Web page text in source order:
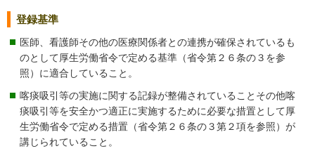
登録基準
医師、看護師その他の医療関係者との連携が確保されているも
のとして厚生労働省令で定める基準（省令第２６条の３を参
照）に適合していること。
喀痰吸引等の実施に関する記録が整備されていることその他喀
痰吸引等を安全かつ適正に実施するために必要な措置として厚
生労働省令で定める措置（省令第２６条の３第２項を参照）が
講じられていること。